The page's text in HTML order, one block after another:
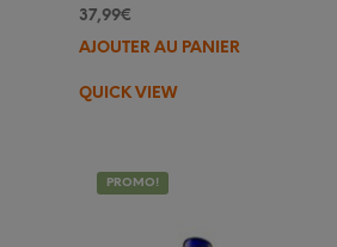
37,99€
AJOUTER AU PANIER
QUICK VIEW
PROMO!